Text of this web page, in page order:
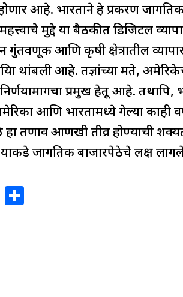
आहे. भारताने हे प्रकरण
मुद्दे या बैठकीत डिजिटल
गुंतवणूक आणि कृषी क्षेत्रातील
थांबली आहे. तज्ञांच्या मते,
प्रमुख हेतू आहे.
आणि भारतामध्ये गेल्या काही
तणाव आणखी तीव्र होण्याची
याकडे जागतिक बाजारपेठेचे लक्ष
X